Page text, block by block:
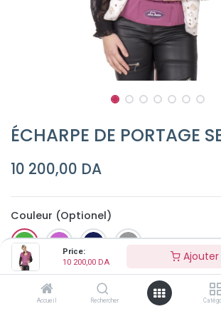
Price:
10 200,00 DA
Accueil Rechercher
ÉCHARPE DE PORTAGE
10 200,00 DA
Couleur (Optionel)